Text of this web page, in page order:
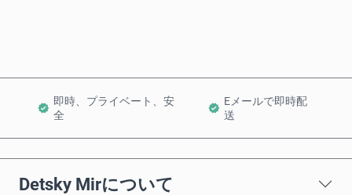
即時、プライベート、安
全
Eメールで即時配
送
Detsky Mirについて